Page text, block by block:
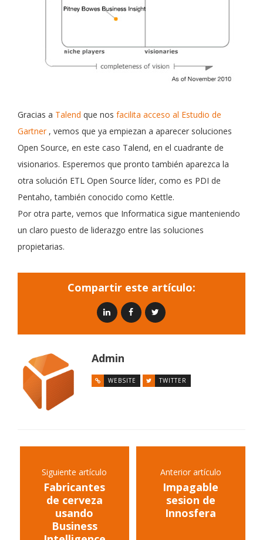
Gracias a Talend que nos facilita acceso al Estudio de
Gartner, vemos que ya empiezan a aparecer soluciones
Open Source, en este caso Talend, en el cuadrante de
visionarios. Esperemos que pronto también aparezca la
otra solución ETL Open Source líder, como es PDI de
Pentaho, también conocido como Kettle.
Por otra parte, vemos que Informatica sigue manteniendo
un claro puesto de liderazgo entre las soluciones
propietarias.
Compartir este artículo:
Admin
WEBSITE TWITTER
Siguiente artículo
Fabricantes
de cerveza
usando
Business
Anterior artículo
Impagable
sesion de
Innosfera